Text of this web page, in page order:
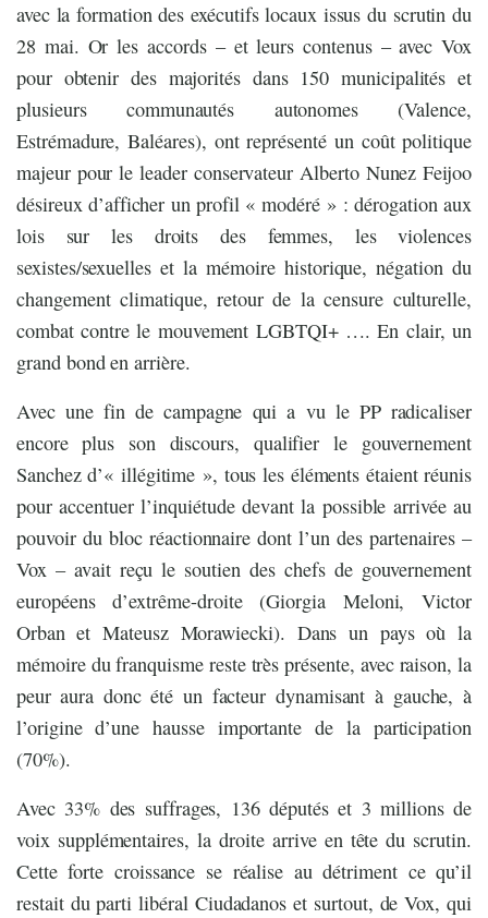
avec la formation des exécutifs locaux issus du scrutin du
28 mai. Or les accords – et leurs contenus – avec Vox
pour obtenir des majorités dans 150 municipalités et
plusieurs communautés autonomes (Valence,
Estrémadure, Baléares), ont représenté un coût politique
majeur pour le leader conservateur Alberto Nunez Feijoo
désireux d’afficher un profil « modéré » : dérogation aux
lois sur les droits des femmes, les violences
sexistes/sexuelles et la mémoire historique, négation du
changement climatique, retour de la censure culturelle,
combat contre le mouvement LGBTQI+ …. En clair, un
grand bond en arrière.
Avec une fin de campagne qui a vu le PP radicaliser
encore plus son discours, qualifier le gouvernement
Sanchez d’« illégitime », tous les éléments étaient réunis
pour accentuer l’inquiétude devant la possible arrivée au
pouvoir du bloc réactionnaire dont l’un des partenaires –
Vox – avait reçu le soutien des chefs de gouvernement
européens d’extrême-droite (Giorgia Meloni, Victor
Orban et Mateusz Morawiecki). Dans un pays où la
mémoire du franquisme reste très présente, avec raison, la
peur aura donc été un facteur dynamisant à gauche, à
l’origine d’une hausse importante de la participation
(70%).
Avec 33% des suffrages, 136 députés et 3 millions de
voix supplémentaires, la droite arrive en tête du scrutin.
Cette forte croissance se réalise au détriment ce qu’il
restait du parti libéral Ciudadanos et surtout, de Vox, qui